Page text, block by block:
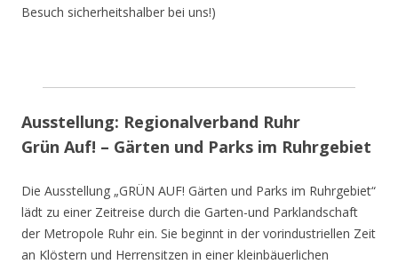
Besuch sicherheitshalber bei uns!)
Ausstellung: Regionalverband Ruhr
Grün Auf! – Gärten und Parks im Ruhrgebiet
Die Ausstellung „GRÜN AUF! Gärten und Parks im Ruhrgebiet“
lädt zu einer Zeitreise durch die Garten-und Parklandschaft
der Metropole Ruhr ein. Sie beginnt in der vorindustriellen Zeit
an Klöstern und Herrensitzen in einer kleinbäuerlichen